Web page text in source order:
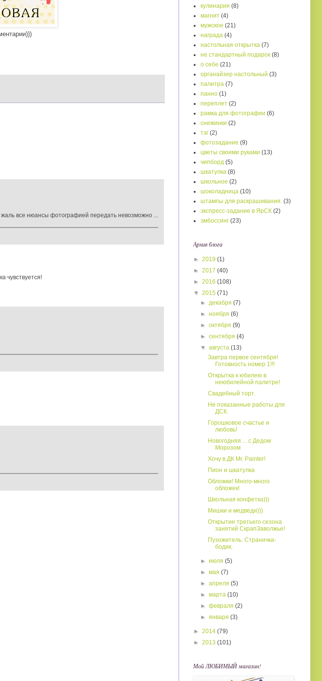
все нюансы фотографией передать невозможно ...
чувствуется!
кулинария (8)
магнит (4)
мужское (21)
награда (4)
настольная открытка (7)
не стандартный подарок (8)
о себе (21)
органайзер настольный (3)
палитра (7)
панно (1)
переплет (2)
рамка для фотографии (6)
снежинки (2)
тэг (2)
фотозадание (9)
цветы своими руками (13)
чипборд (5)
шкатулка (8)
школьное (2)
шоколадница (10)
штампы для раскрашивания. (3)
экспресс-задание в ЯрСК (2)
эмбоссинг (23)
Архив блога
► 2019 (1)
► 2017 (40)
► 2016 (108)
▼ 2015 (71)
► декабря(7)
►ноября(6)
►октября(9)
►сентября(4)
▼августа(13)
Завтра первое сентября!
Готовность номер 1!!!
Открытка к юбилею в
неюбилейной палитре!
Свадебный торт.
Не показанные работы для
ДСК.
Горошковое счастье и
любовь!
Новогодняя ... с Дедом
Морозом
Хочу в ДК Mr. Painter!
Пион и шкатулка
Обложки! Много-много
обложек!
Школьная конфетка)))
Мишки и медведи)))
Открытие третьего сезона
занятий СкрапЗаволжье!
Пузожитель. Страничка-
бодик.
►июля(5)
►мая(7)
►апреля(5)
►марта(10)
►февраля(2)
►января(3)
► 2014 (79)
► 2013 (101)
Мой ЛЮБИМЫЙ магазин!